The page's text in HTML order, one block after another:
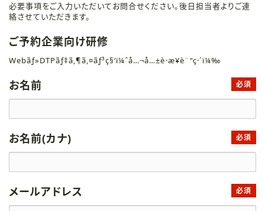
必要事項をご入力いただいてお問合せください。後日担当者よりご連
絡させていただきます。
ご予約企業向け研修
Webãƒ»DTPãƒ‡ã‚¶ã‚¤ãƒ³ç§‘ï¼ˆå…¬å…±è·æ¥­è¨“ç·´ï¼‰
お名前 必須
お名前(カナ) 必須
メールアドレス 必須